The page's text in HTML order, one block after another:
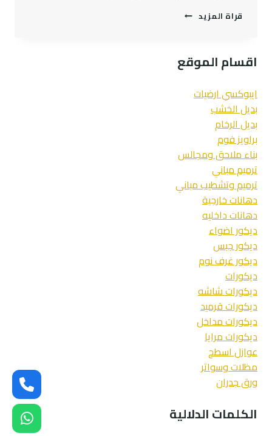
قراة المزيد بناء
ملاحق
منازل
في
اقسام الموقع
ايبوكسي ارضيات
بديل الخشب
بديل الرخام
براويز فوم
بناء ملاحق ومجالس
ترميم مباني
ترميم وتشطيب مباني
دهانات خارجية
دهانات داخليه
ديكور اضواء
ديكور جبس
ديكور غرف نوم
ديكورات
ديكورات شاشه
ديكورات قرميد
ديكورات مداخل
ديكورات مرايا
عوازل اسطح
مظلات وسواتر
ورق جدران
الكلمات الدلالية